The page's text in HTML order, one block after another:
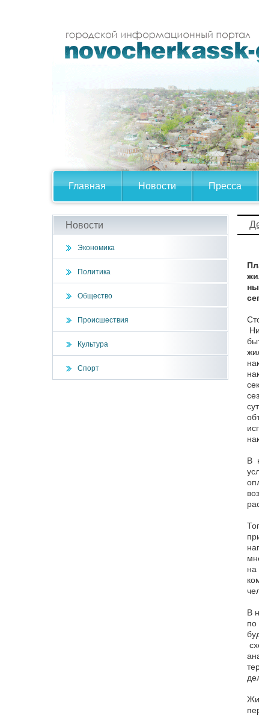
Главная Новости Пресса
Новости
Экономика
Политика
Общество
Происшествия
Культура
Спорт
В
на
В
по